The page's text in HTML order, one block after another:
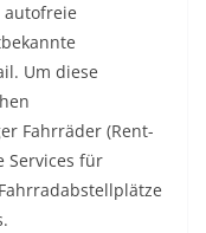
autofreie
Um diese
Fahrräder (Rent-
Services für